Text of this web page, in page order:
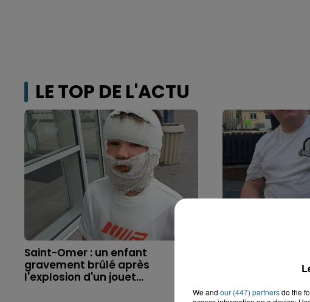
LE TOP DE L'ACTU
Saint-Omer : un enfant
gravement brûlé après
l'explosion d'un jouet...
accident,
We and our (447) partnersdo the